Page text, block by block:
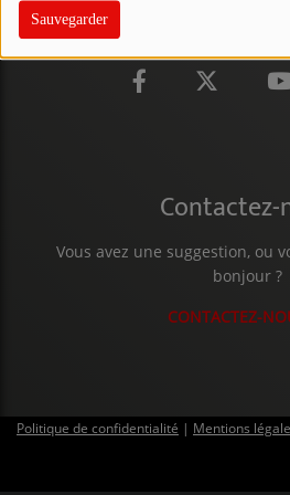
Sauvegarder
PARTICIPEZ
JEUX CONCOURS
L'ŒIL DE L'OIE | PRÉSENTATION
VIDÉOS | L’ŒIL DE L'OIE
PARTENAIRES
Contactez-
Vous avez une suggestion, ou
bonjour ?
CONTACTEZ-
Politique de confidentialité | Mentions